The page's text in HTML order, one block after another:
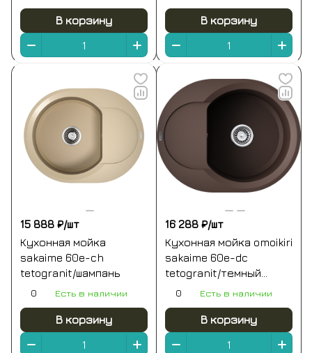
В корзину В корзину
15 888 ₽/шт
Кухонная мойка
sakaime 60e-ch
tetogranit/шампань
0 Есть в наличии
В корзину
16 288 ₽/шт
Кухонная мойка omoikiri
sakaime 60e-dc
tetogranit/темный
шоколад 600 x 470 x 195
0 Есть в наличии
В корзину